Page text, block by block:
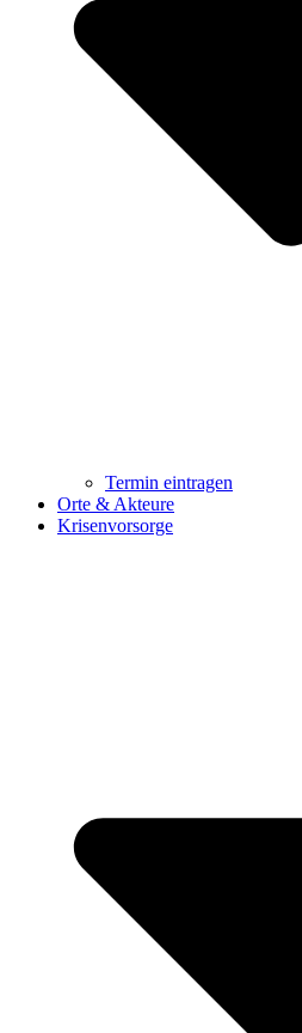
Termin eintragen
Orte & Akteure
Krisenvorsorge